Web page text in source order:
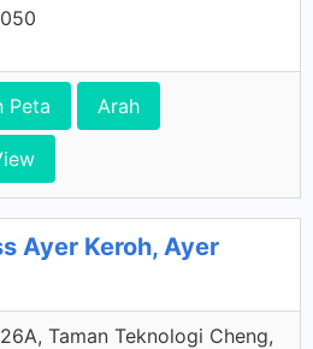
Peta Arah
Ayer Keroh, Ayer
Taman Teknologi Cheng,